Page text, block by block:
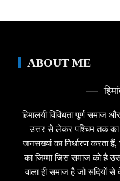
ABOUT ME
हिमालयी विविधता पूर्ण समाज
उत्तर से लेकर पश्चिम तक
जनसख्यां का निर्धारण करता
का जिम्मा जिस समाज को है
वाला ही समाज है जो सदियों